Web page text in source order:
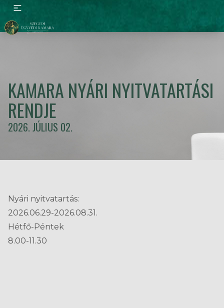
KAMARA NYÁRI NYITVATARTÁSI
RENDJE
2026. JÚLIUS 02.
Nyári nyitvatartás:
2026.06.29-2026.08.31.
Hétfő-Péntek
8.00-11.30